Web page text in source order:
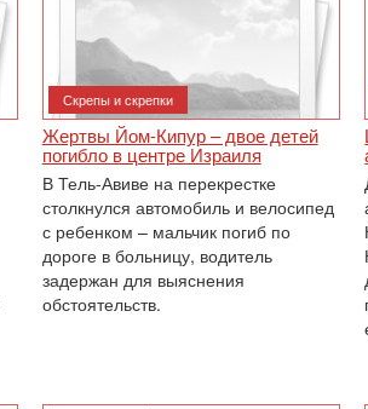
Скрепы и скрепки
Жертвы Йом-Кипур – двое детей
погибло в центре Израиля
В Тель-Авиве на перекрестке
столкнулся автомобиль и велосипед
с ребенком – мальчик погиб по
дороге в больницу, водитель
задержан для выяснения
обстоятельств.